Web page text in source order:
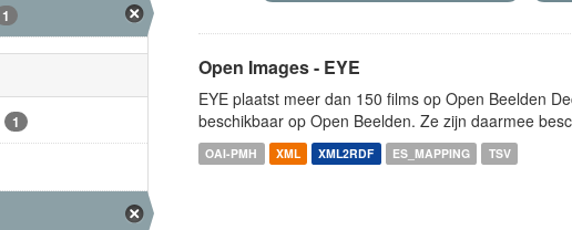
1
1
Open Images - EYE
EYE plaatst meer dan 150 films op Open Beelden
beschikbaar op Open Beelden. Ze zijn daarmee
OAI-PMH XML XML2RDF ES_MAPPING TSV